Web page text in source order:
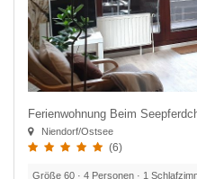
Ferienwohnung Beim
Niendorf/Ostsee
(6)
Größe 60 · 4 Personen · 1